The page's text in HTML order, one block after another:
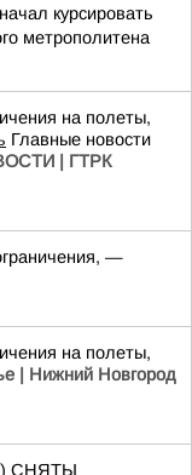
курсировать
метрополитена
на полеты,
Главные новости
| ГТРК
—
на полеты,
| Нижний Новгород
СНЯТЫ